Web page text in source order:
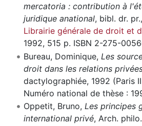
mercatoria : contribution à
juridique anational, bibl. dr.
Librairie générale de droit et
1992, 515 p. ISBN 2-275-
Bureau, Dominique, Les
droit dans les relations
dactylographiée, 1992 (Paris
Numéro national de thèse :
Oppetit, Bruno, Les principes
international privé, Arch.